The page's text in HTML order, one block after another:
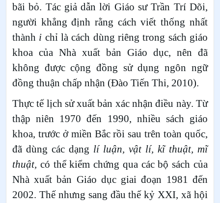
bãi bỏ. Tác giả dẫn lời Giáo sư Trần Trí Dõi,
người khẳng định rằng cách viết thống nhất
thành i chỉ là cách dùng riêng trong sách giáo
khoa của Nhà xuất bản Giáo dục, nên đã
không được cộng đồng sử dụng ngôn ngữ
đồng thuận chấp nhận (Đào Tiến Thi, 2010).
Thực tế lịch sử xuất bản xác nhận điều này. Từ
thập niên 1970 đến 1990, nhiều sách giáo
khoa, trước ở miền Bắc rồi sau trên toàn quốc,
đã dùng các dạng lí luận, vật lí, kĩ thuật, mĩ
thuật, có thể kiểm chứng qua các bộ sách của
Nhà xuất bản Giáo dục giai đoạn 1981 đến
2002. Thế nhưng sang đầu thế kỷ XXI, xã hội